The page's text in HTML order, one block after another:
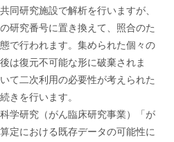
同研究施設で解析を行いますが、
研究番号に置き換えて、照合のた
で行われます。集められた個々の
は復元不可能な形に破棄されま
て二次利用の必要性が考えられた
きを行います。
学研究（がん臨床研究事業）「が
定における既存データの可能性に